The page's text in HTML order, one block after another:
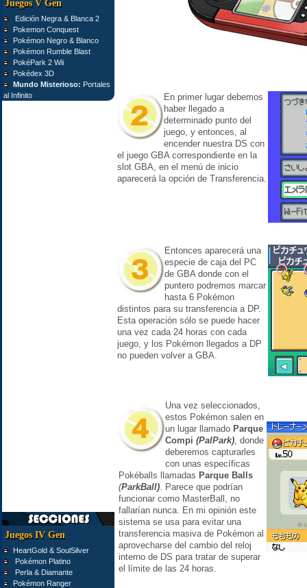
Juegos V Gen
Edición Negra & Blanca 2
Pokemon Conquest
Pokémon Negro & Blanco
Pokémon Rumble Blast
PokéPark 2 Wii
Pokédex 3D
Mundo Misterioso: Portales
al Infinito
Juegos IV Gen
HeartGold & SoulSilver
Pokémon Platino
Perla & Diamante
Pokémon Ranger
En primer lugar debemos
haber llegado a
determinado punto del
juego, y entonces, al
encender nuestra DS con
el juego GBA correspondiente en la
slot GBA, en el menú de inicio
aparecerá la opción de Transferencia.
Entonces aparecerá una
especie de caja del PC
de GBA donde con el
puntero podremos marcar
hasta 6 Pokémon
distintos para su transferencia a DP.
Esta operación sólo se puede hacer
una vez cada 24 horas con cada
juego, y los Pokémon llegados a DP
no pueden volver a GBA.
Una vez seleccionados,
estos Pokémon salen en
un lugar llamado Parque
Compi (PalPark), donde
deberemos capturarles
con unas específicas
Pokéballs llamadas Parque Balls
(ParkBall). Parece que podrían
funcionar como MasterBall, no
fallarían nunca. En mi opinión este
sistema se usa para evitar una
transferencia masiva de Pokémon al
aprovecharse del cambio del reloj
interno de DS para tratar de superar
el límite de las 24 horas.